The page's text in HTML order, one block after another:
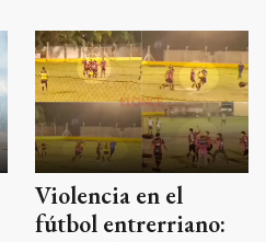
Violencia en el
fútbol entrerriano: